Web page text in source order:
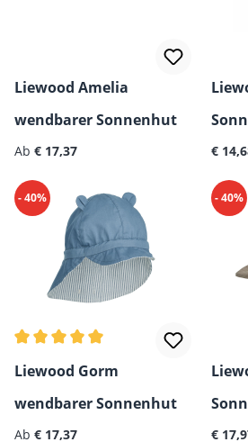
Liewood Amelia
wendbarer Sonnenhut
Regulärer Preis:
Ab € 17,37 €
- 40%
Durchschnittliche Bewertung von
Liewood Gorm
wendbarer Sonnenhut
Regulärer Preis:
Ab € 17,37
- 40%
€